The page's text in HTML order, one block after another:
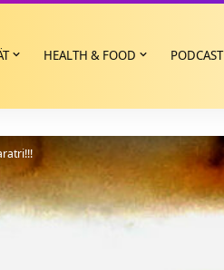
HEALTH & FOOD PODCAST